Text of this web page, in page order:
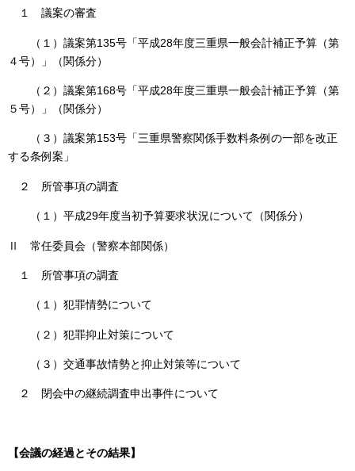
１ 議案の審査
（１）議案第135号「平成28年度三重県一般会計補正予算（第
４号）」（関係分）
（２）議案第168号「平成28年度三重県一般会計補正予算（第
５号）」（関係分）
（３）議案第153号「三重県警察関係手数料条例の一部を改正
する条例案」
２ 所管事項の調査
（１）平成29年度当初予算要求状況について（関係分）
Ⅱ 常任委員会（警察本部関係）
１ 所管事項の調査
（１）犯罪情勢について
（２）犯罪抑止対策について
（３）交通事故情勢と抑止対策等について
２ 閉会中の継続調査申出事件について
【会議の経過とその結果】